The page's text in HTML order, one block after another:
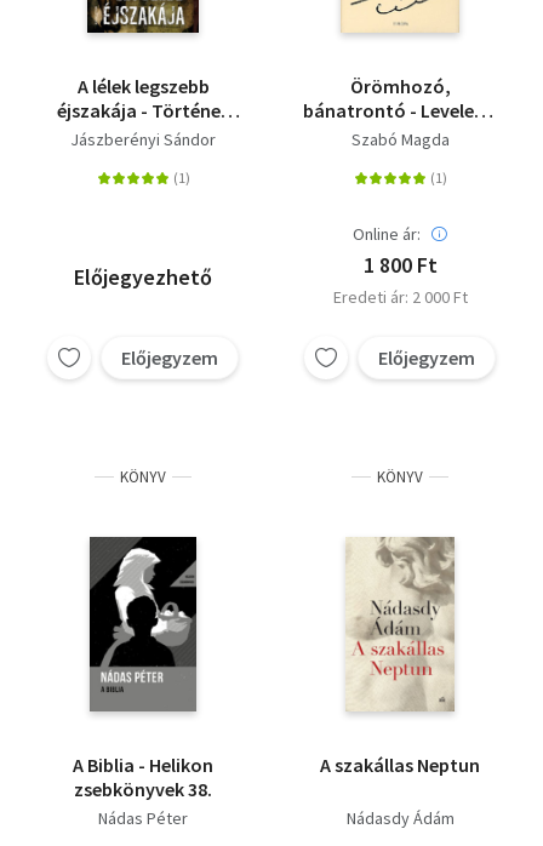
A lélek legszebb
éjszakája - Történet
álmatlanságról és
Jászberényi Sándor
Előjegyezhető
Előjegyzem
Örömhozó,
bánatrontó - Levelek a
szomszédba
Szabó Magda
Online ár:
1 800 Ft
Eredeti ár: 2 000 Ft
Előjegyzem
KÖNYV
A Biblia - Helikon
zsebkönyvek 38.
Nádas Péter
KÖNYV
A szakállas Neptun
Nádasdy Ádám